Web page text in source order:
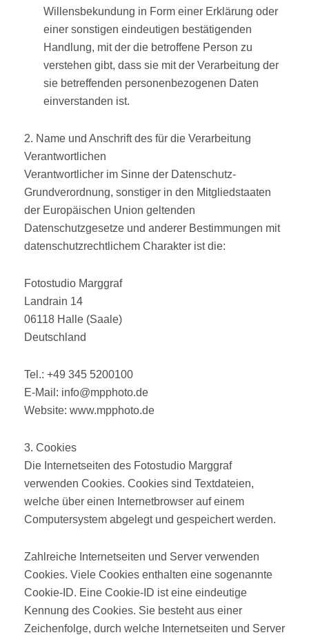
Willensbekundung in Form einer Erklärung oder
einer sonstigen eindeutigen bestätigenden
Handlung, mit der die betroffene Person zu
verstehen gibt, dass sie mit der Verarbeitung der
sie betreffenden personenbezogenen Daten
einverstanden ist.
2. Name und Anschrift des für die Verarbeitung
Verantwortlichen
Verantwortlicher im Sinne der Datenschutz-
Grundverordnung, sonstiger in den Mitgliedstaaten
der Europäischen Union geltenden
Datenschutzgesetze und anderer Bestimmungen mit
datenschutzrechtlichem Charakter ist die:
Fotostudio Marggraf
Landrain 14
06118 Halle (Saale)
Deutschland
Tel.: +49 345 5200100
E-Mail: info@mpphoto.de
Website: www.mpphoto.de
3. Cookies
Die Internetseiten des Fotostudio Marggraf
verwenden Cookies. Cookies sind Textdateien,
welche über einen Internetbrowser auf einem
Computersystem abgelegt und gespeichert werden.
Zahlreiche Internetseiten und Server verwenden
Cookies. Viele Cookies enthalten eine sogenannte
Cookie-ID. Eine Cookie-ID ist eine eindeutige
Kennung des Cookies. Sie besteht aus einer
Zeichenfolge, durch welche Internetseiten und Server